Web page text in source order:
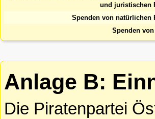
und juristischen
Spenden von natürlichen
Spenden
Anlage B:
Die Piratenpartei